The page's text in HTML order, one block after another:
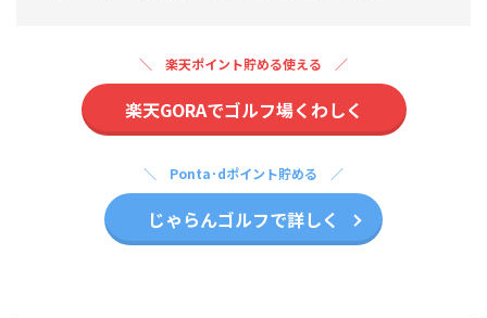
楽天ポイント貯める使える
楽天GORAでゴルフ場くわしく
Ponta･dポイント貯める
じゃらんゴルフで詳しく